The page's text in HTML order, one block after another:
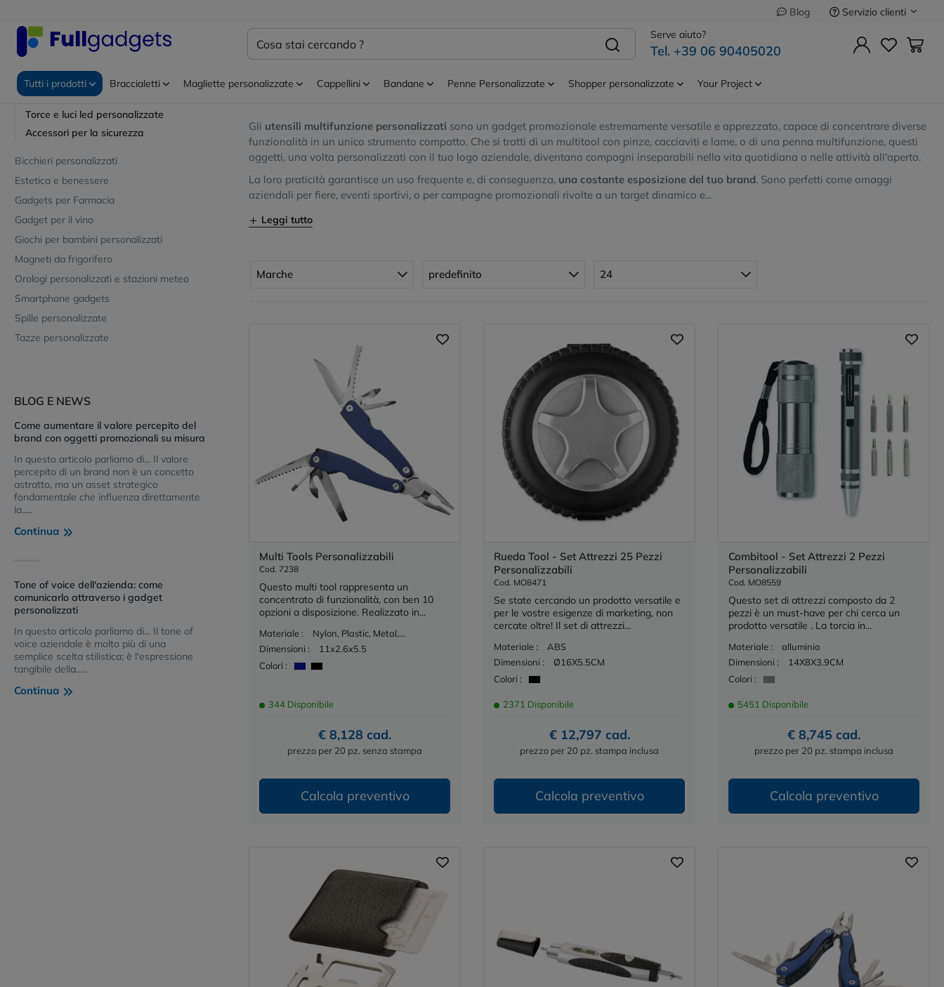
Blog
Servizio clienti
Serve aiuto?
Tel. +39 06 90405020
Tutti i prodotti Braccialetti Magliette personalizzate Cappellini Bandane Penne Personalizzate Shopper personalizzate Your Project
Utensili multifunzione personalizzati
Set attrezzi personalizzati
Livelle
Metri e flessometri personalizzati
Taglierini e coltelli personalizzati
Torce e luci led personalizzate
Accessori per la sicurezza
Bicchieri personalizzati
Estetica e benessere
Gadgets per Farmacia
Gadget per il vino
Giochi per bambini personalizzati
Magneti da frigorifero
Orologi personalizzati e stazioni meteo
Smartphone gadgets
Spille personalizzate
Tazze personalizzate
BLOG E NEWS
Come aumentare il valore percepito del
brand con oggetti promozionali su misura
In questo articolo parliamo di... Il valore
percepito di un brand non è un concetto
astratto, ma un asset strategico
fondamentale che influenza direttamente
la.....
Continua
Tone of voice dell'azienda: come
comunicarlo attraverso i gadget
personalizzati
In questo articolo parliamo di... Il tone of
voice aziendale è molto più di una
semplice scelta stilistica; è l'espressione
tangibile della.....
Continua
Home Gadget personalizzati Attrezzi da lavoro Utensili multifunzione personalizzati
Utensili multifunzione personalizzati
Versatilità e branding: scopri gli utensili multifunzione, ideali per la personalizzazione con il tuo logo aziendale
Gli utensili multifunzione personalizzati sono un gadget promozionale estremamente versatile e apprezzato, capace di concentrare diverse
funzionalità in un unico strumento compatto. Che si tratti di un multitool con pinze, cacciaviti e lame, o di una penna multifunzione, questi
oggetti, una volta personalizzati con il tuo logo aziendale, diventano compagni inseparabili nella vita quotidiana o nelle attività all'aperto.
La loro praticità garantisce un uso frequente e, di conseguenza, una costante esposizione del tuo brand. Sono perfetti come omaggi
aziendali per fiere, eventi sportivi, o per campagne promozionali rivolte a un target dinamico e...
Leggi tutto
Marche predefinito 24
Multi Tools Personalizzabili
Cod. 7238
Questo multi tool rappresenta un
concentrato di funzionalità, con ben 10
opzioni a disposizione. Realizzato in...
Materiale :
Nylon, Plastic, Metal,...
Dimensioni :
11x2.6x5.5
Colori :
344 Disponibile
€ 8,128 cad.
prezzo per 20 pz. senza stampa
Calcola preventivo
Rueda Tool - Set Attrezzi 25 Pezzi
Personalizzabili
Cod. MO8471
Se state cercando un prodotto versatile e
per le vostre esigenze di marketing, non
cercate oltre! Il set di attrezzi...
Materiale :
ABS
Dimensioni :
Ø16X5.5CM
Colori :
2371 Disponibile
€ 12,797 cad.
prezzo per 20 pz. stampa inclusa
Calcola preventivo
Combitool - Set Attrezzi 2 Pezzi
Personalizzabili
Cod. MO8559
Questo set di attrezzi composto da 2
pezzi è un must-have per chi cerca un
prodotto versatile . La torcia in...
Materiale :
alluminio
Dimensioni :
14X8X3.9CM
Colori :
5451 Disponibile
€ 8,745 cad.
prezzo per 20 pz. stampa inclusa
Calcola preventivo